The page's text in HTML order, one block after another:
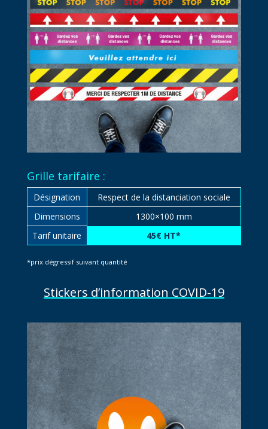
Grille tarifaire :
Désignation
Respect de la distanciation sociale
Dimensions
1300×100 mm
Tarif unitaire
45€ HT*
*prix dégressif suivant quantité
Stickers d’information COVID-19